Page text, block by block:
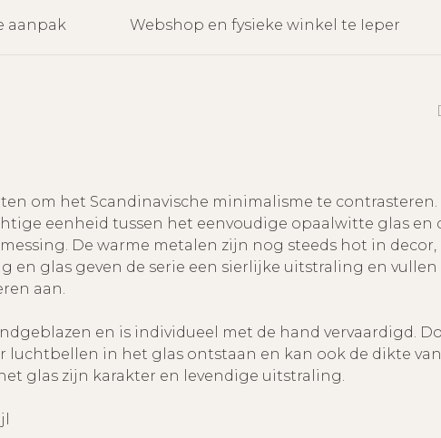
aanpak Webshop en fysieke winkel te Ieper
om het Scandinavische minimalisme te contrasteren.
eenheid tussen het eenvoudige opaalwitte glas en
De warme metalen zijn nog steeds hot in decor,
en glas geven de serie een sierlijke uitstraling en vullen
aan.
en is individueel met de hand vervaardigd.
luchtbellen in het glas ontstaan en kan ook de dikte van
glas zijn karakter en levendige uitstraling.